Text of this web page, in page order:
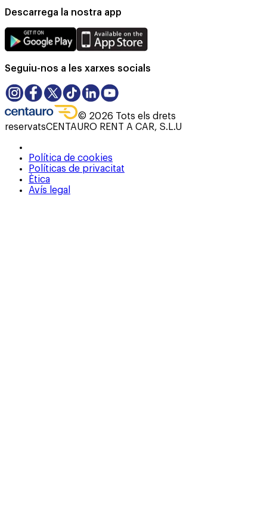
Descarrega la nostra app
Seguiu-nos a les xarxes socials
© 2026 Tots els drets
reservatsCENTAURO RENT A CAR, S.L.U
Política de cookies
Políticas de privacitat
Ètica
Avís legal